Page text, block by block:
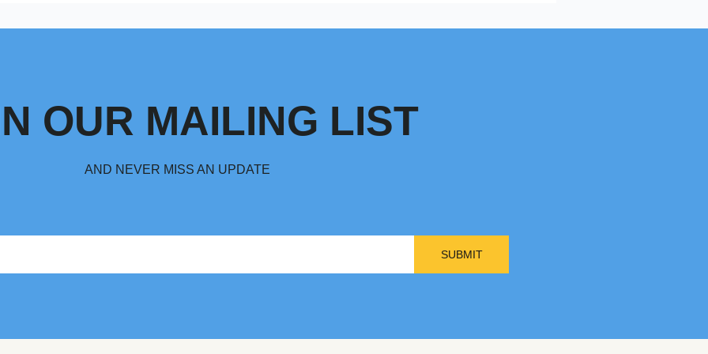
SUBMIT
OUR MAILING LIST
AND NEVER MISS AN UPDATE